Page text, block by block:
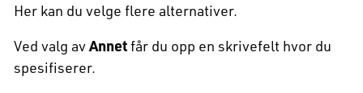
Her kan du velge flere alternativer.
Ved valg avAnnetfår du opp en skrivefelt hvor du
spesifiserer.